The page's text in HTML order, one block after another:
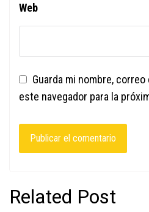
Web
Guarda mi nombre,
este navegador para la
Related Post